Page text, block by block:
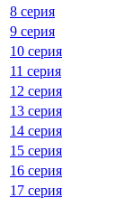
8 серия
9 серия
10 серия
11 серия
12 серия
13 серия
14 серия
15 серия
16 серия
17 серия